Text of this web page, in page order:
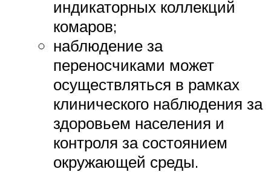
индикаторных коллекций
комаров;
наблюдение за
переносчиками может
осуществляться в рамках
клинического наблюдения за
здоровьем населения и
контроля за состоянием
окружающей среды.